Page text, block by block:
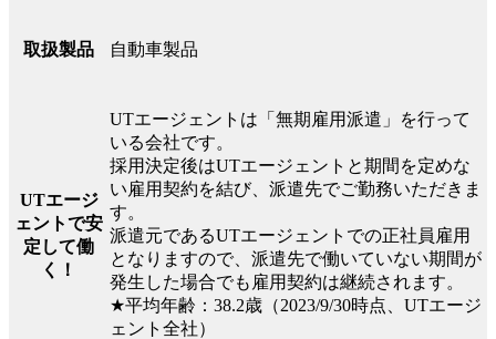
取扱製品 自動車製品
UTエージ
ェントで安
定して働
く！
UTエージェントは「無期雇用派遣」を行って
いる会社です。
採用決定後はUTエージェントと期間を定めな
い雇用契約を結び、派遣先でご勤務いただきま
す。
派遣元であるUTエージェントでの正社員雇用
となりますので、派遣先で働いていない期間が
発生した場合でも雇用契約は継続されます。
★平均年齢：38.2歳（2023/9/30時点、UTエージ
ェント全社）